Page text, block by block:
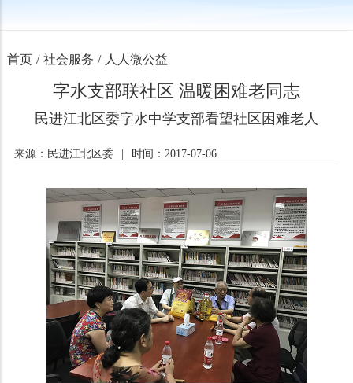
首页 / 社会服务 / 人人微公益
字水支部联社区 温暖困难老同志
民进江北区委字水中学支部看望社区困难老人
来源：民进江北区委 时间：2017-07-06